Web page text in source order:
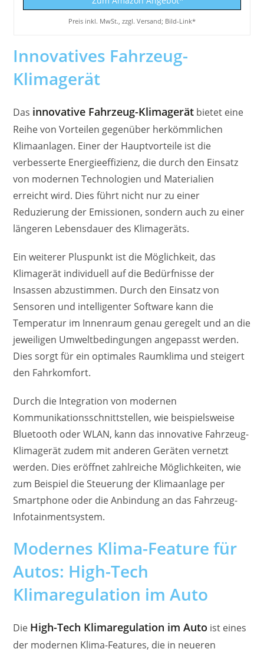
Preis inkl. MwSt., zzgl. Versand; Bild-Link*
Innovatives Fahrzeug-
Klimagerät
Das innovative Fahrzeug-Klimagerät bietet eine
Reihe von Vorteilen gegenüber herkömmlichen
Klimaanlagen. Einer der Hauptvorteile ist die
verbesserte Energieeffizienz, die durch den Einsatz
von modernen Technologien und Materialien
erreicht wird. Dies führt nicht nur zu einer
Reduzierung der Emissionen, sondern auch zu einer
längeren Lebensdauer des Klimageräts.
Ein weiterer Pluspunkt ist die Möglichkeit, das
Klimagerät individuell auf die Bedürfnisse der
Insassen abzustimmen. Durch den Einsatz von
Sensoren und intelligenter Software kann die
Temperatur im Innenraum genau geregelt und an die
jeweiligen Umweltbedingungen angepasst werden.
Dies sorgt für ein optimales Raumklima und steigert
den Fahrkomfort.
Durch die Integration von modernen
Kommunikationsschnittstellen, wie beispielsweise
Bluetooth oder WLAN, kann das innovative Fahrzeug-
Klimagerät zudem mit anderen Geräten vernetzt
werden. Dies eröffnet zahlreiche Möglichkeiten, wie
zum Beispiel die Steuerung der Klimaanlage per
Smartphone oder die Anbindung an das Fahrzeug-
Infotainmentsystem.
Modernes Klima-Feature für
Autos: High-Tech
Klimaregulation im Auto
Die High-Tech Klimaregulation im Auto ist eines
der modernen Klima-Features, die in neueren